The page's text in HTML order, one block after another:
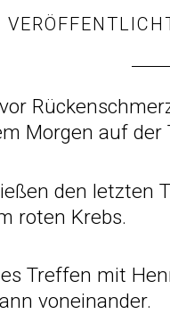
Morgen auf der
den letzten
roten Krebs.
Treffen mit
voneinander.